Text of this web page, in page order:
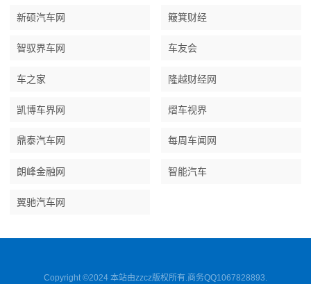
新硕汽车网 簸箕财经
智驭界车网 车友会
车之家 隆越财经网
凯博车界网 熠车视界
鼎泰汽车网 每周车闻网
朗峰金融网 智能汽车
翼驰汽车网
Copyright ©2024 本站由zzcz版权所有.商务QQ1067828893.